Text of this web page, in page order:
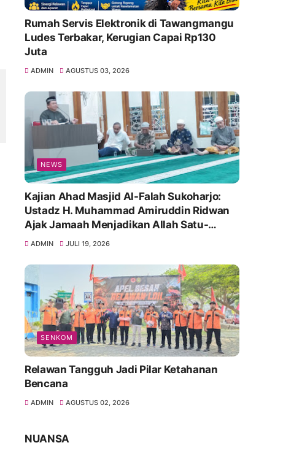
Rumah Servis Elektronik di Tawangmangu
Ludes Terbakar, Kerugian Capai Rp130
Juta
ADMIN AGUSTUS 03, 2026
NEWS
Kajian Ahad Masjid Al-Falah Sukoharjo:
Ustadz H. Muhammad Amiruddin Ridwan
Ajak Jamaah Menjadikan Allah Satu-
Satunya Tempat Bergantung
ADMIN JULI 19, 2026
SENKOM
Relawan Tangguh Jadi Pilar Ketahanan
Bencana
ADMIN AGUSTUS 02, 2026
NUANSA